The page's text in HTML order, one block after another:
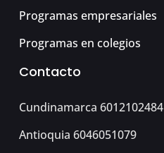
Programas empresariales
Programas en colegios
Contacto
Cundinamarca 6012102484
Antioquia 6046051079